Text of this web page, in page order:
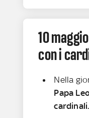
10
con i
Nella
Papa
cardinali.